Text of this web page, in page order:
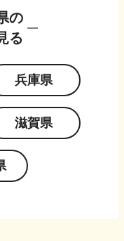
の
る
兵庫県
滋賀県